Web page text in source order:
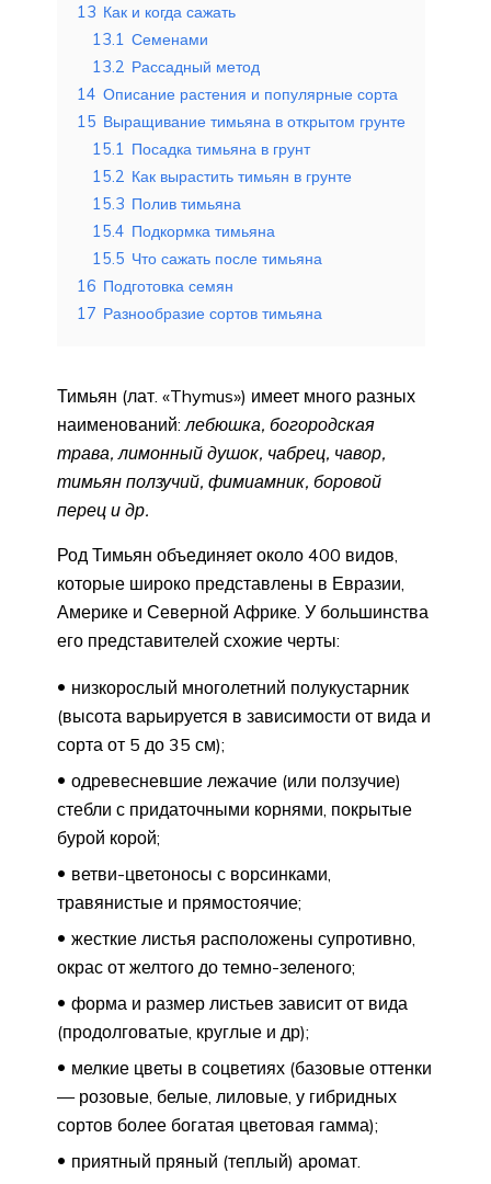
13 Как и когда сажать
13.1 Семенами
13.2 Рассадный метод
14 Описание растения и популярные сорта
15 Выращивание тимьяна в открытом грунте
15.1 Посадка тимьяна в грунт
15.2 Как вырастить тимьян в грунте
15.3 Полив тимьяна
15.4 Подкормка тимьяна
15.5 Что сажать после тимьяна
16 Подготовка семян
17 Разнообразие сортов тимьяна
Тимьян (лат. «Thymus») имеет много разных
наименований: лебюшка, богородская
трава, лимонный душок, чабрец, чавор,
тимьян ползучий, фимиамник, боровой
перец и др.
Род Тимьян объединяет около 400 видов,
которые широко представлены в Евразии,
Америке и Северной Африке. У большинства
его представителей схожие черты:
низкорослый многолетний полукустарник
(высота варьируется в зависимости от вида и
сорта от 5 до 35 см);
одревесневшие лежачие (или ползучие)
стебли с придаточными корнями, покрытые
бурой корой;
ветви-цветоносы с ворсинками,
травянистые и прямостоячие;
жесткие листья расположены супротивно,
окрас от желтого до темно-зеленого;
форма и размер листьев зависит от вида
(продолговатые, круглые и др);
мелкие цветы в соцветиях (базовые оттенки
— розовые, белые, лиловые, у гибридных
сортов более богатая цветовая гамма);
приятный пряный (теплый) аромат.